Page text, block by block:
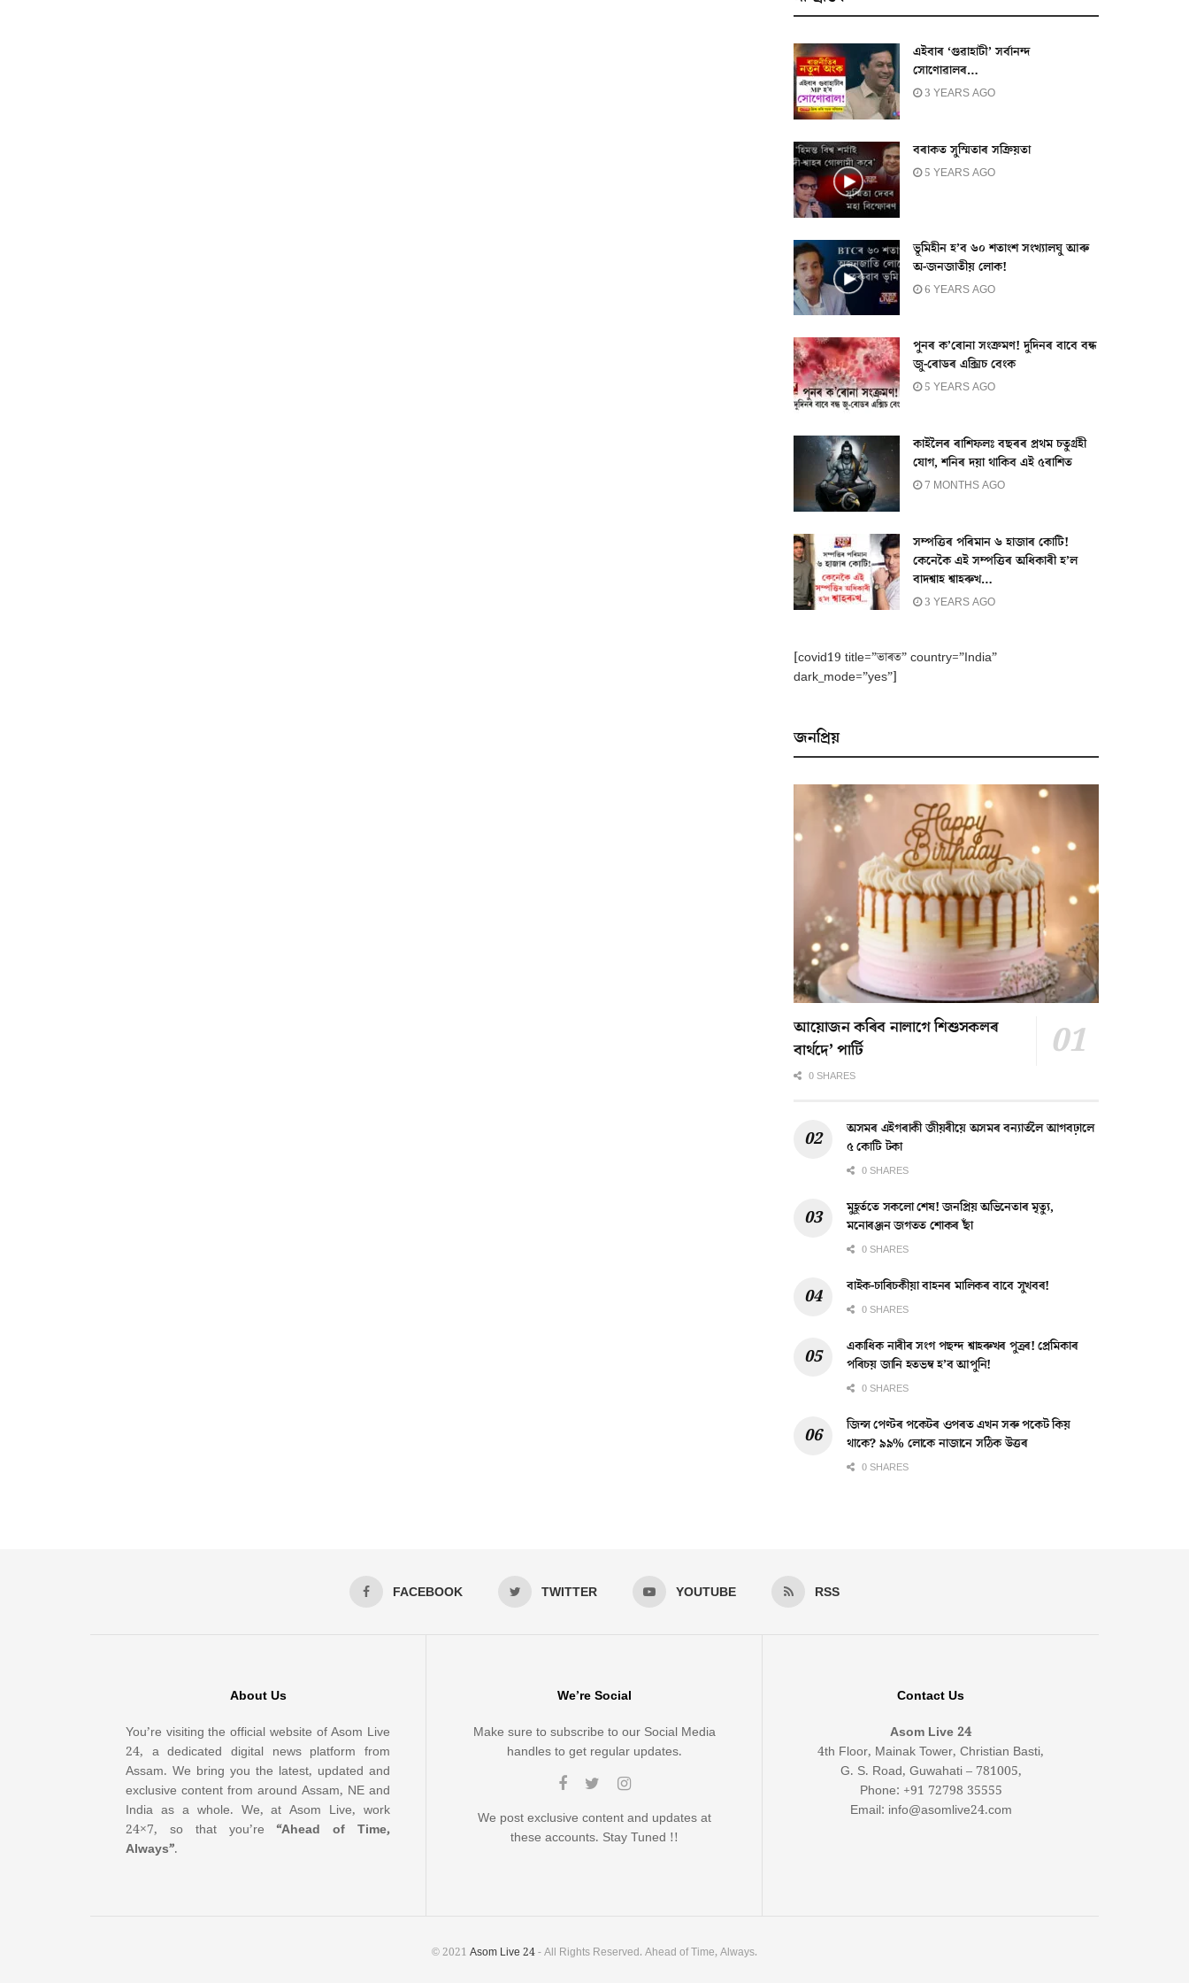
এইবাৰ ‘গুৱাহাটী’ সৰ্বানন্দ
সোণোৱালৰ…
3 YEARS AGO
বৰাকত সুস্মিতাৰ সক্ৰিয়তা
5 YEARS AGO
ভূমিহীন হ’ব ৬০ শতাংশ সংখ্যালঘু আৰু
অ-জনজাতীয় লোক!
6 YEARS AGO
পুনৰ ক’ৰোনা সংক্ৰমণ! দুদিনৰ বাবে বন্ধ
জু-ৰোডৰ এক্সিচ বেংক
5 YEARS AGO
কাইলৈৰ ৰাশিফলঃ বছৰৰ প্ৰথম চতুৰ্গ্ৰহী
যোগ, শনিৰ দয়া থাকিব এই ৫ৰাশিত
7 MONTHS AGO
সম্পত্তিৰ পৰিমান ৬ হাজাৰ কোটি!
কেনেকৈ এই সম্পত্তিৰ অধিকাৰী হ’ল
বাদশ্বাহ শ্বাহৰুখ…
3 YEARS AGO
[covid19 title=”ভাৰত” country=”India”
dark_mode=”yes”]
জনপ্ৰিয়
আয়োজন কৰিব নালাগে শিশুসকলৰ
বাৰ্থদে’ পাৰ্টি
0 SHARES
অসমৰ এইগৰাকী জীয়ৰীয়ে অসমৰ বন্যাৰ্তলৈ আগবঢ়ালে
৫ কোটি টকা
0 SHARES
মুহূৰ্ততে সকলো শেষ! জনপ্ৰিয় অভিনেতাৰ মৃত্যু,
মনোৰঞ্জন জগতত শোকৰ ছাঁ
0 SHARES
বাইক-চাৰিচকীয়া বাহনৰ মালিকৰ বাবে সুখবৰ!
0 SHARES
একাধিক নাৰীৰ সংগ পছন্দ শ্বাহৰুখৰ পুত্ৰৰ! প্ৰেমিকাৰ
পৰিচয় জানি হতভম্ব হ’ব আপুনি!
0 SHARES
জিন্স পেণ্টৰ পকেটৰ ওপৰত এখন সৰু পকেট কিয়
থাকে? ৯৯% লোকে নাজানে সঠিক উত্তৰ
0 SHARES
FACEBOOK TWITTER YOUTUBE RSS
About Us
You’re visiting the official website of Asom Live
24, a dedicated digital news platform from
Assam. We bring you the latest, updated and
exclusive content from around Assam, NE and
India as a whole. We, at Asom Live, work
24×7, so that you’re“Ahead of Time,
Always”.
We’re Social
Make sure to subscribe to our Social Media
handles to get regular updates.
We post exclusive content and updates at
these accounts. Stay Tuned !!
Contact Us
Asom Live 24
4th Floor, Mainak Tower, Christian Basti,
G. S. Road, Guwahati – 781005,
Phone: +91 72798 35555
Email: info@asomlive24.com
© 2021 Asom Live 24- All Rights Reserved. Ahead of Time, Always.